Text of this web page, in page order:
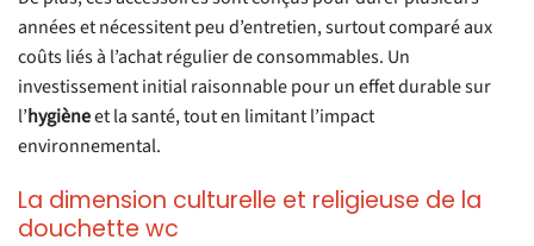
années et nécessitent peu d’entretien, surtout comparé aux
coûts liés à l’achat régulier de consommables. Un
investissement initial raisonnable pour un effet durable sur
l’hygièneet la santé, tout en limitant l’impact
environnemental.
La dimension culturelle et religieuse de la
douchette wc